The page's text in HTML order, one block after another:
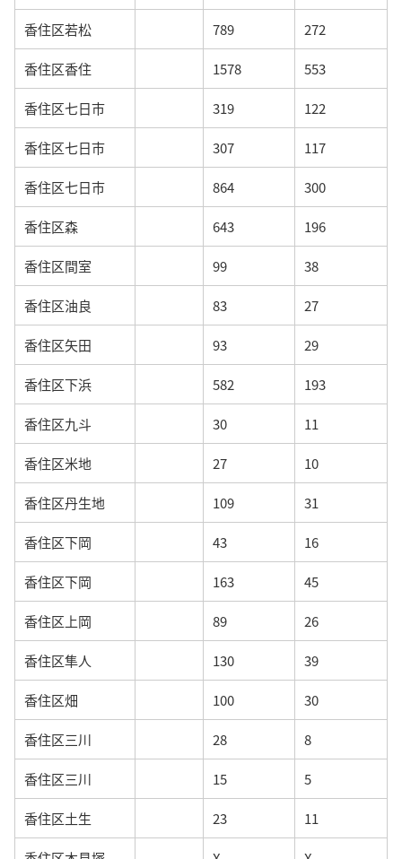
香住区若松 789 272
香住区香住 1578 553
香住区七日市 319 122
香住区七日市 307 117
香住区七日市 864 300
香住区森 643 196
香住区間室 99 38
香住区油良 83 27
香住区矢田 93 29
香住区下浜 582 193
香住区九斗 30 11
香住区米地 27 10
香住区丹生地 109 31
香住区下岡 43 16
香住区下岡 163 45
香住区上岡 89 26
香住区隼人 130 39
香住区畑 100 30
香住区三川 28 8
香住区三川 15 5
香住区土生 23 11